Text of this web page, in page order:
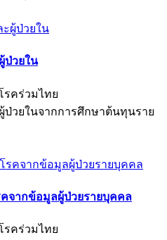
ป่วยใน
คร่วมไทย
วยในจากการศึกษาต้นทุนราย
จากข้อมูลผู้ป่วยรายบุคคล
คร่วมไทย